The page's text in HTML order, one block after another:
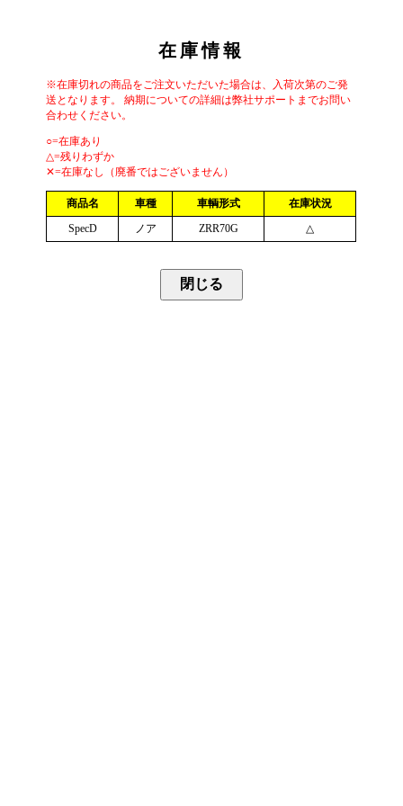
在庫情報
※在庫切れの商品をご注文いただいた場合は、入荷次第のご発
送となります。 納期についての詳細は弊社サポートまでお問い
合わせください。
○=在庫あり
△=残りわずか
✕=在庫なし（廃番ではございません）
商品名 車種 車輌形式
在庫状況
SpecD
ノア ZRR70G △